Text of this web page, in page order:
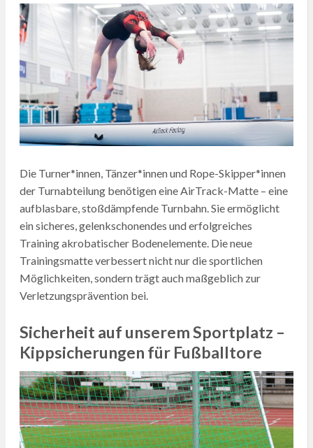
Die Turner*innen, Tänzer*innen und Rope-Skipper*innen
der Turnabteilung benötigen eine AirTrack-Matte – eine
aufblasbare, stoßdämpfende Turnbahn. Sie ermöglicht
ein sicheres, gelenkschonendes und erfolgreiches
Training akrobatischer Bodenelemente. Die neue
Trainingsmatte verbessert nicht nur die sportlichen
Möglichkeiten, sondern trägt auch maßgeblich zur
Verletzungsprävention bei.
Sicherheit auf unserem Sportplatz –
Kippsicherungen für Fußballtore